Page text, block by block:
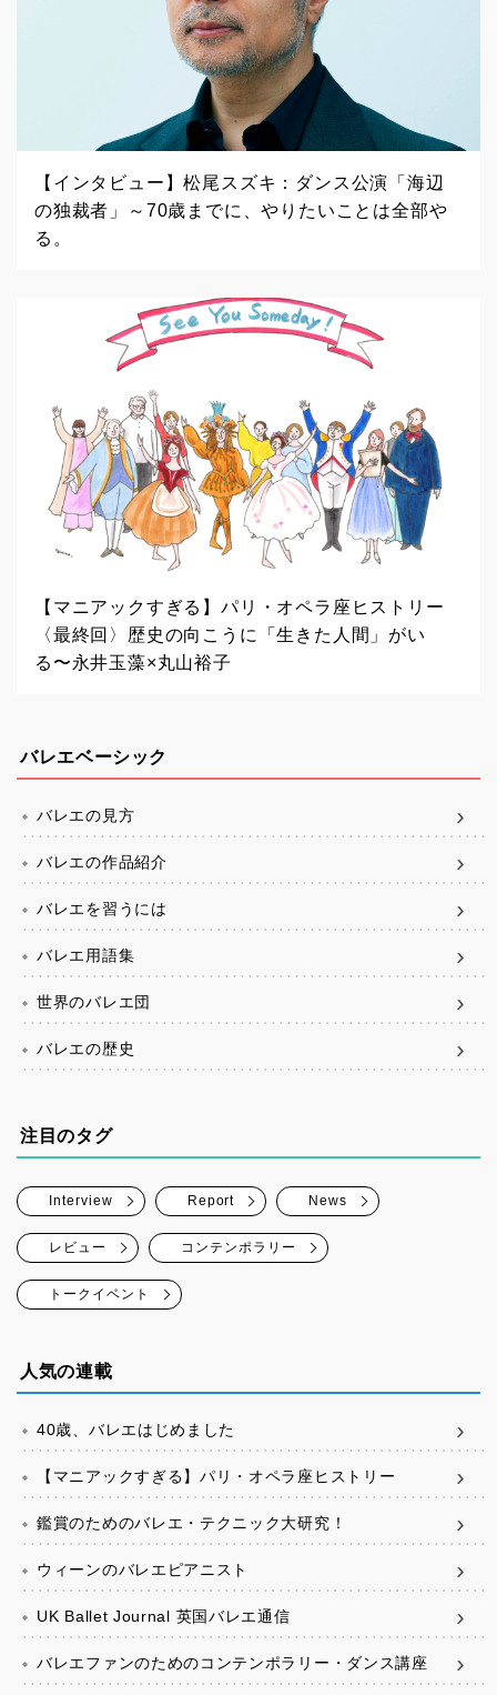
【インタビュー】松尾スズキ：ダンス公演「海辺
の独裁者」～70歳までに、やりたいことは全部や
る。
【マニアックすぎる】パリ・オペラ座ヒストリー
〈最終回〉歴史の向こうに「生きた人間」がい
る〜永井玉藻×丸山裕子
バレエベーシック
バレエの見方
バレエの作品紹介
バレエを習うには
バレエ用語集
世界のバレエ団
バレエの歴史
注目のタグ
Interview Report News
レビュー コンテンポラリー
トークイベント
人気の連載
40歳、バレエはじめました
【マニアックすぎる】パリ・オペラ座ヒストリー
鑑賞のためのバレエ・テクニック大研究！
ウィーンのバレエピアニスト
UK Ballet Journal 英国バレエ通信
バレエファンのためのコンテンポラリー・ダンス講座